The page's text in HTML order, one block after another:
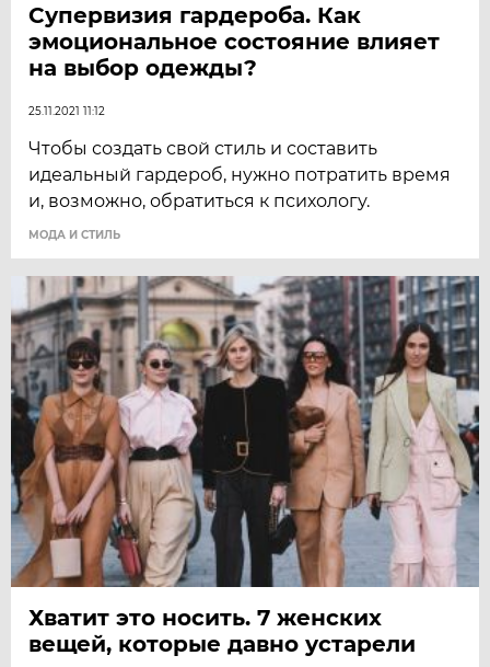
Супервизия гардероба. Как
эмоциональное состояние влияет
на выбор одежды?
25.11.2021 11:12
Чтобы создать свой стиль и составить
идеальный гардероб, нужно потратить время
и, возможно, обратиться к психологу.
МОДА И СТИЛЬ
Хватит это носить. 7 женских
вещей, которые давно устарели